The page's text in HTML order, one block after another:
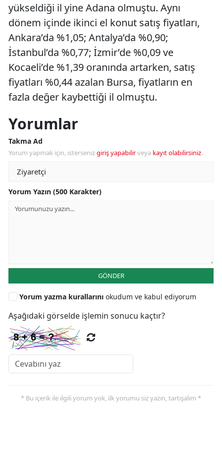
yükseldiği il yine Adana olmuştu. Aynı
dönem içinde ikinci el konut satış fiyatları,
Ankara’da %1,05; Antalya’da %0,90;
İstanbul’da %0,77; İzmir’de %0,09 ve
Kocaeli’de %1,39 oranında artarken, satış
fiyatları %0,44 azalan Bursa, fiyatların en
fazla değer kaybettiği il olmuştu.
Yorumlar
Takma Ad
Yorum yapmak için, istersenizgiriş yapabilirveya kayıt olabilirsiniz.
Yorum Yazın (500 Karakter)
GÖNDER
Yorum yazma kurallarını okudum ve kabul ediyorum
Aşağıdaki görselde işlemin sonucu kaçtır?
* Bu içerik ile ilgili yorum yok, ilk yorumu siz yazın, tartışalım *